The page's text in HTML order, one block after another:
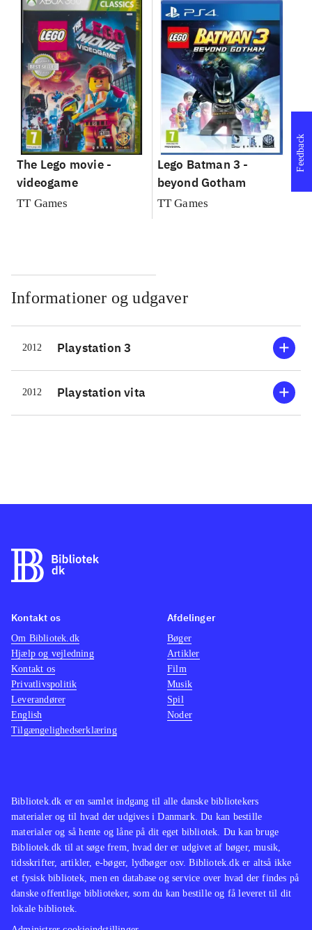
The Lego movie -
videogame
TT Games
Lego Batman 3 -
beyond Gotham
TT Games
Informationer og udgaver
2012 Playstation 3
2012 Playstation vita
Feedback
Bibliotek.dk er en samlet indgang til alle danske bibliotekers
materialer og til hvad der udgives i Danmark. Du kan bestille
materialer og så hente og låne på dit eget bibliotek. Du kan bruge
Bibliotek.dk til at søge frem, hvad der er udgivet af bøger, musik,
tidsskrifter, artikler, e-bøger, lydbøger osv. Bibliotek.dk er altså ikke
et fysisk bibliotek, men en database og service over hvad der findes på
danske offentlige biblioteker, som du kan bestille og få leveret til dit
lokale bibliotek.
Kontakt os
Om Bibliotek.dk
Hjælp og vejledning
Kontakt os
Privatlivspolitik
Leverandører
English
Tilgængelighedserklæring
Afdelinger
Bøger
Artikler
Film
Musik
Spil
Noder